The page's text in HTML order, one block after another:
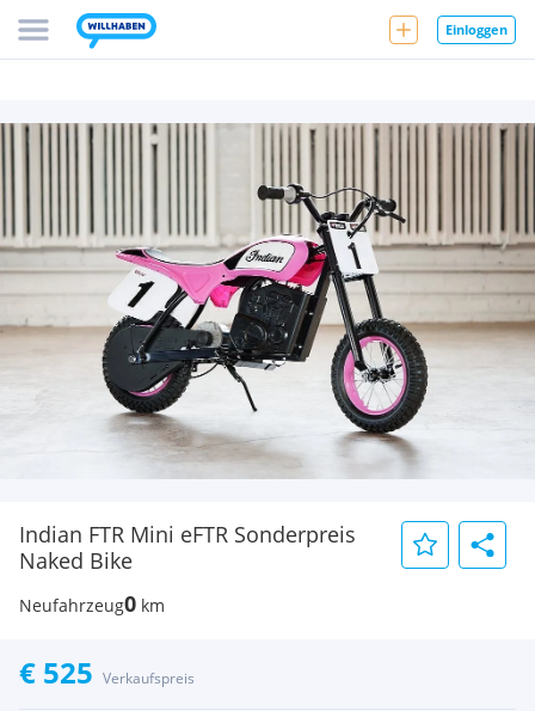
Einloggen
Indian FTR Mini eFTR Sonderpreis
Naked Bike
Neufahrzeug0 km
€ 525 Verkaufspreis